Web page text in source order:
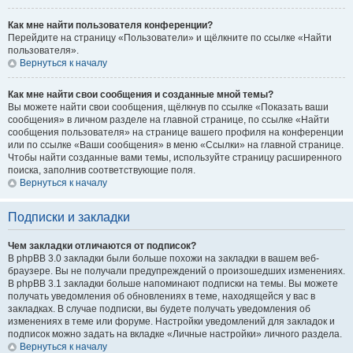
Как мне найти пользователя конференции?
Перейдите на страницу «Пользователи» и щёлкните по ссылке «Найти
пользователя».
Вернуться к началу
Как мне найти свои сообщения и созданные мной темы?
Вы можете найти свои сообщения, щёлкнув по ссылке «Показать ваши
сообщения» в личном разделе на главной странице, по ссылке «Найти
сообщения пользователя» на странице вашего профиля на конференции
или по ссылке «Ваши сообщения» в меню «Ссылки» на главной странице.
Чтобы найти созданные вами темы, используйте страницу расширенного
поиска, заполнив соответствующие поля.
Вернуться к началу
Подписки и закладки
Чем закладки отличаются от подписок?
В phpBB 3.0 закладки были больше похожи на закладки в вашем веб-
браузере. Вы не получали предупреждений о произошедших изменениях.
В phpBB 3.1 закладки больше напоминают подписки на темы. Вы можете
получать уведомления об обновлениях в теме, находящейся у вас в
закладках. В случае подписки, вы будете получать уведомления об
изменениях в теме или форуме. Настройки уведомлений для закладок и
подписок можно задать на вкладке «Личные настройки» личного раздела.
Вернуться к началу